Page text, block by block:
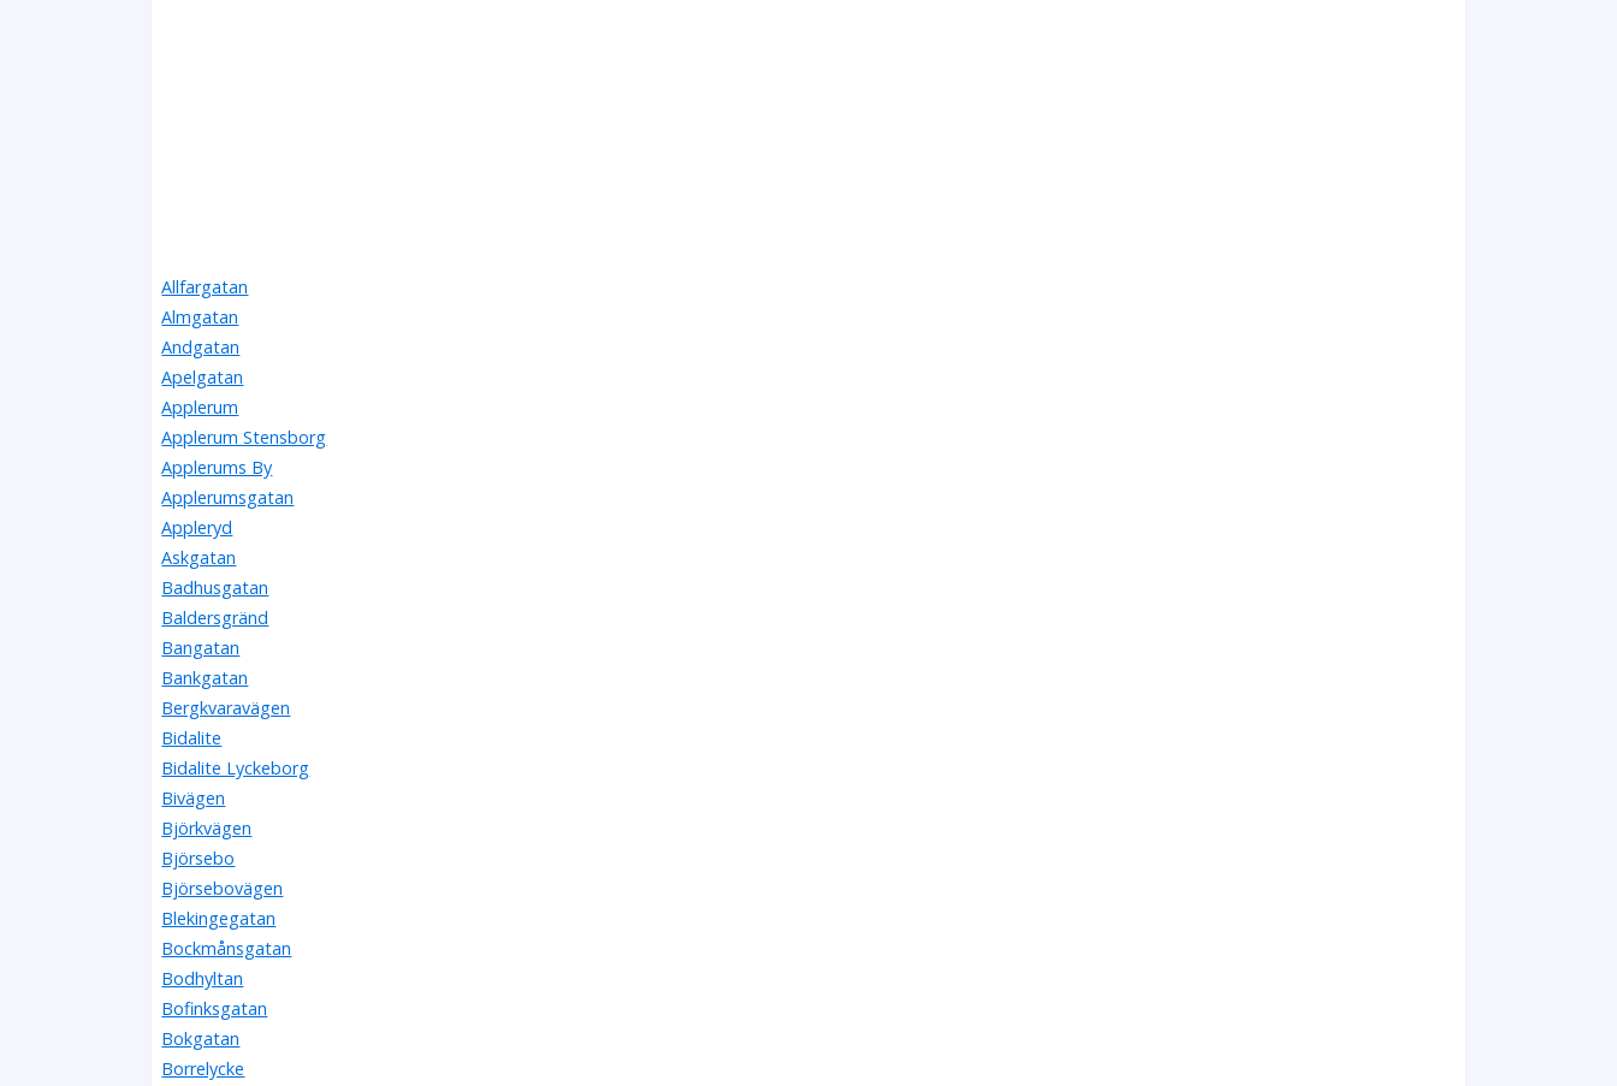
Allfargatan
Almgatan
Andgatan
Apelgatan
Applerum
Applerum Stensborg
Applerums By
Applerumsgatan
Appleryd
Askgatan
Badhusgatan
Baldersgränd
Bangatan
Bankgatan
Bergkvaravägen
Bidalite
Bidalite Lyckeborg
Bivägen
Björkvägen
Björsebo
Björsebovägen
Blekingegatan
Bockmånsgatan
Bodhyltan
Bofinksgatan
Bokgatan
Borrelycke